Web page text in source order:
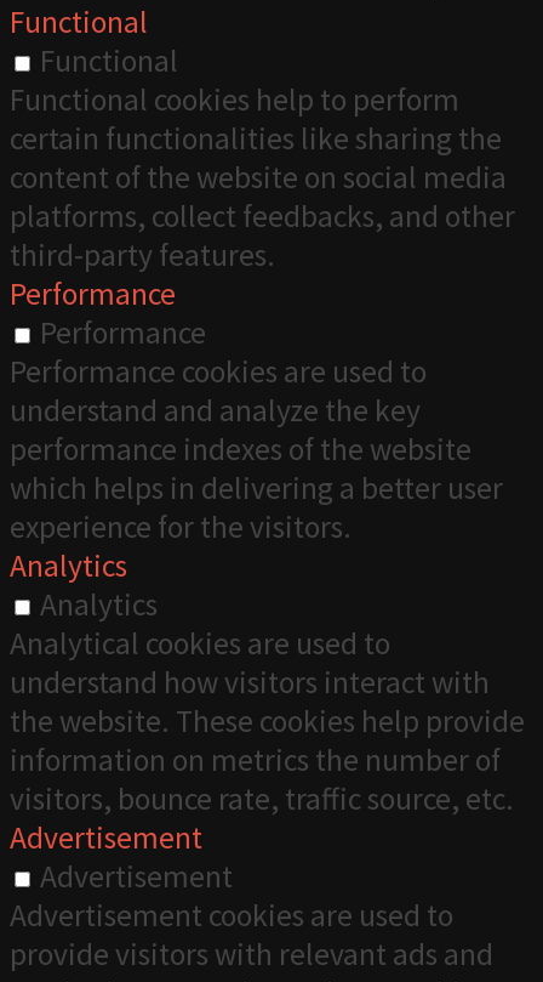
Functional
Functional
Functional cookies help to perform
certain functionalities like sharing the
content of the website on social media
platforms, collect feedbacks, and other
third-party features.
Performance
Performance
Performance cookies are used to
understand and analyze the key
performance indexes of the website
which helps in delivering a better user
experience for the visitors.
Analytics
Analytics
Analytical cookies are used to
understand how visitors interact with
the website. These cookies help provide
information on metrics the number of
visitors, bounce rate, traffic source, etc.
Advertisement
Advertisement
Advertisement cookies are used to
provide visitors with relevant ads and